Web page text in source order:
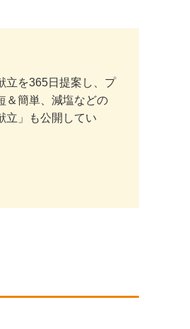
立を365日提案し、プ
＆簡単、減塩などの
立」も公開してい